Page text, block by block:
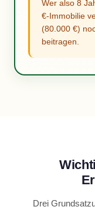
Wer also 8
€-Immobilie
(80.000 €)
beitragen.
Drei